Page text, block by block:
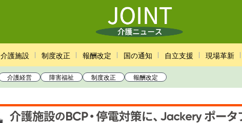
介護施設 制度改正 報酬改定 国の通知 自立支援 現場革新
介護経営 障害福祉 制度改正 報酬改定